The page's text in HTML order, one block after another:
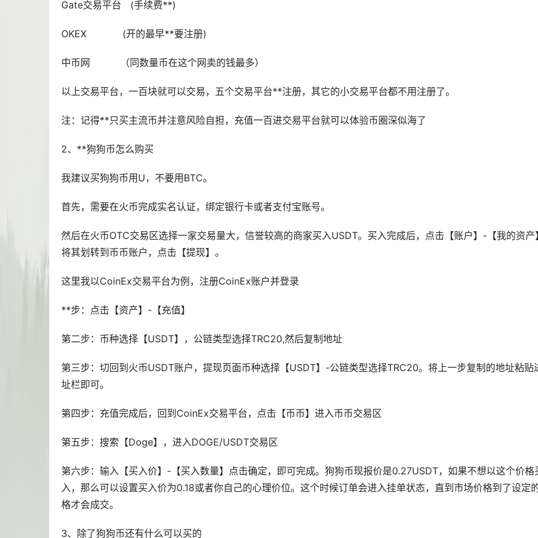
Gate交易平台 (手续费**)
OKEX (开的最早**要注册)
中币网 （同数量币在这个网卖的钱最多）
以上交易平台，一百块就可以交易，五个交易平台**注册，其它的小交易平台都不用注册了。
注：记得**只买主流币并注意风险自担，充值一百进交易平台就可以体验币圈深似海了
2、**狗狗币怎么购买
我建议买狗狗币用U，不要用BTC。
首先，需要在火币完成实名认证，绑定银行卡或者支付宝账号。
然后在火币OTC交易区选择一家交易量大，信誉较高的商家买入USDT。买入完成后，点击【账户】-【我的资产
将其划转到币币账户，点击【提现】。
这里我以CoinEx交易平台为例，注册CoinEx账户并登录
**步：点击【资产】-【充值】
第二步：币种选择【USDT】，公链类型选择TRC20,然后复制地址
第三步：切回到火币USDT账户，提现页面币种选择【USDT】-公链类型选择TRC20。将上一步复制的地址粘贴
址栏即可。
第四步：充值完成后，回到CoinEx交易平台，点击【币币】进入币币交易区
第五步：搜索【Doge】，进入DOGE/USDT交易区
第六步：输入【买入价】-【买入数量】点击确定，即可完成。狗狗币现报价是0.27USDT，如果不想以这个价格
入，那么可以设置买入价为0.18或者你自己的心理价位。这个时候订单会进入挂单状态，直到市场价格到了设定
格才会成交。
3、除了狗狗币还有什么可以买的